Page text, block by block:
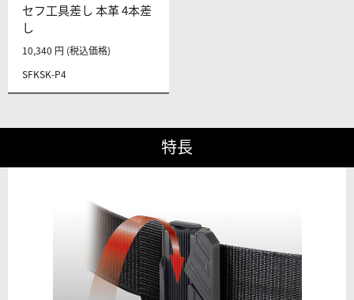
セフ工具差し 本革 4本差
し
SFKSK-P4
10,340 円 (税込価格)
特長